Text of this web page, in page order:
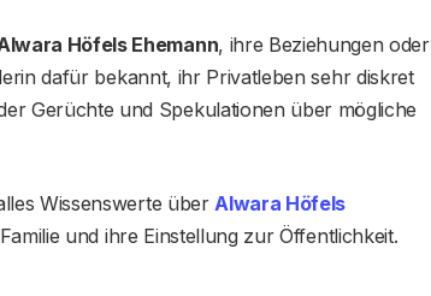
Höfels Ehemann, ihre Beziehungen oder
dafür bekannt, ihr Privatleben sehr diskret
Gerüchte und Spekulationen über mögliche
Wissenswerte über Alwara Höfels
und ihre Einstellung zur Öffentlichkeit.